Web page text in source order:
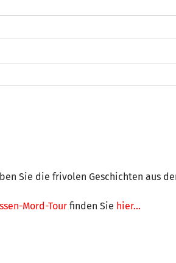
Sie die frivolen Geschichten aus
Mord-Tour finden Sie hier...